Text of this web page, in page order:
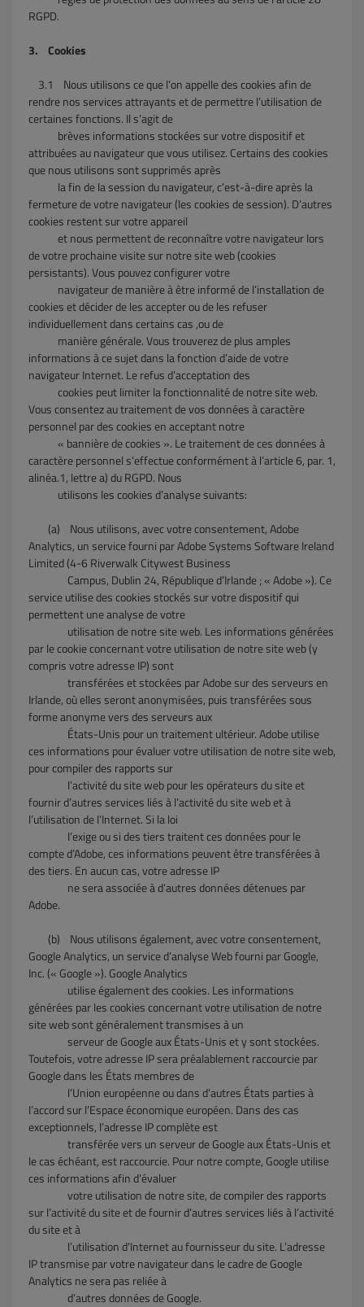
RGPD.
3. Cookies
3.1
Nous utilisons ce que l’on appelle des cookies afin de
rendre nos services attrayants et de permettre l’utilisation de
certaines fonctions. Il s’agit de
brèves informations stockées sur votre dispositif et
attribuées au navigateur que vous utilisez. Certains des cookies
que nous utilisons sont supprimés après
la fin de la session du navigateur, c’est-à-dire après la
fermeture de votre navigateur (les cookies de session). D’autres
cookies restent sur votre appareil
et nous permettent de reconnaître votre navigateur lors
de votre prochaine visite sur notre site web (cookies
persistants). Vous pouvez configurer votre
navigateur de manière à être informé de l’installation de
cookies et décider de les accepter ou de les refuser
individuellement dans certains cas ,ou de
manière générale. Vous trouverez de plus amples
informations à ce sujet dans la fonction d’aide de votre
navigateur Internet. Le refus d’acceptation des
cookies peut limiter la fonctionnalité de notre site web.
Vous consentez au traitement de vos données à caractère
personnel par des cookies en acceptant notre
« bannière de cookies ». Le traitement de ces données à
caractère personnel s’effectue conformément à l’article 6, par. 1,
alinéa.1, lettre a) du RGPD. Nous
utilisons les cookies d’analyse suivants:
(a)
Nous utilisons, avec votre consentement, Adobe
Analytics, un service fourni par Adobe Systems Software Ireland
Limited (4-6 Riverwalk Citywest Business
Campus, Dublin 24, République d’Irlande ; « Adobe »). Ce
service utilise des cookies stockés sur votre dispositif qui
permettent une analyse de votre
utilisation de notre site web. Les informations générées
par le cookie concernant votre utilisation de notre site web (y
compris votre adresse IP) sont
transférées et stockées par Adobe sur des serveurs en
Irlande, où elles seront anonymisées, puis transférées sous
forme anonyme vers des serveurs aux
États-Unis pour un traitement ultérieur. Adobe utilise
ces informations pour évaluer votre utilisation de notre site web,
pour compiler des rapports sur
l’activité du site web pour les opérateurs du site et
fournir d’autres services liés à l’activité du site web et à
l’utilisation de l’Internet. Si la loi
l’exige ou si des tiers traitent ces données pour le
compte d’Adobe, ces informations peuvent être transférées à
des tiers. En aucun cas, votre adresse IP
ne sera associée à d’autres données détenues par
Adobe.
(b)
Nous utilisons également, avec votre consentement,
Google Analytics, un service d’analyse Web fourni par Google,
Inc. (« Google »). Google Analytics
utilise également des cookies. Les informations
générées par les cookies concernant votre utilisation de notre
site web sont généralement transmises à un
serveur de Google aux États-Unis et y sont stockées.
Toutefois, votre adresse IP sera préalablement raccourcie par
Google dans les États membres de
l’Union européenne ou dans d’autres États parties à
l’accord sur l’Espace économique européen. Dans des cas
exceptionnels, l’adresse IP complète est
transférée vers un serveur de Google aux États-Unis et
le cas échéant, est raccourcie. Pour notre compte, Google utilise
ces informations afin d’évaluer
votre utilisation de notre site, de compiler des rapports
sur l’activité du site et de fournir d’autres services liés à l’activité
du site et à
l’utilisation d’Internet au fournisseur du site. L’adresse
IP transmise par votre navigateur dans le cadre de Google
Analytics ne sera pas reliée à
d’autres données de Google.